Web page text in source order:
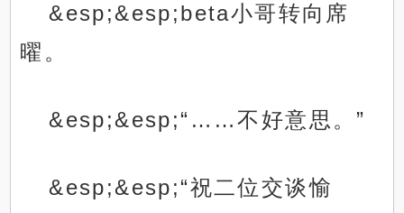
&esp;&esp;beta小哥转向席
曜。
&esp;&esp;“……不好意思。”
&esp;&esp;“祝二位交谈愉